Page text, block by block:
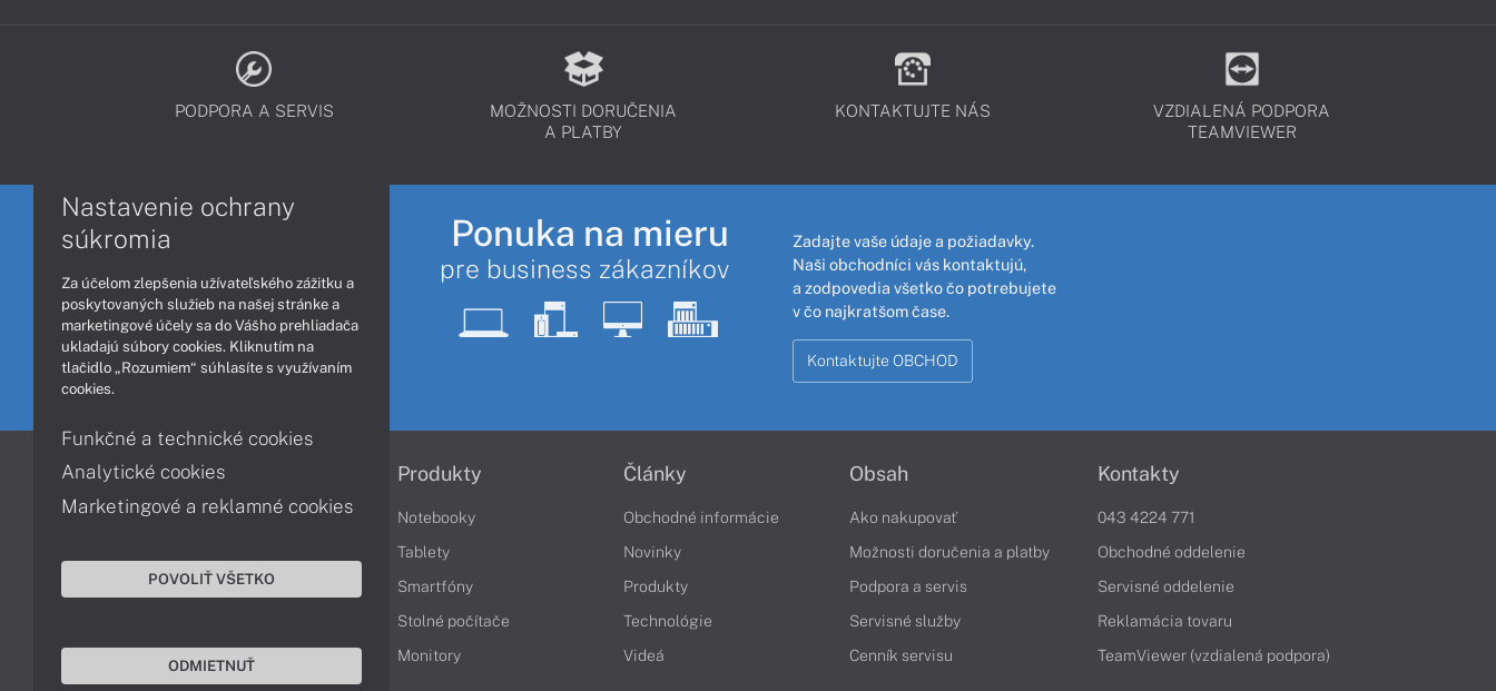
PODPORA A SERVIS
MOŽNOSTI DORUČENIA
A PLATBY
KONTAKTUJTE NÁS
VZDIALENÁ PODPORA
TEAMVIEWER
Ponuka na mieru
pre business zákazníkov
Zadajte vaše údaje a požiadavky.
Naši obchodníci vás kontaktujú,
a zodpovedia všetko čo potrebujete
v čo najkratšom čase.
Kontaktujte OBCHOD
Informácie
Obchodné podmienky
Ochrana osobných údajov
Vyhlásenie o prístupnosti
Produkty
Notebooky
Tablety
Smartfóny
Stolné počítače
Monitory
Články
Obchodné informácie
Novinky
Produkty
Technológie
Videá
Obsah
Ako nakupovať
Možnosti doručenia a platby
Podpora a servis
Servisné služby
Cenník servisu
Kontakty
043 4224 771
Obchodné oddelenie
Servisné oddelenie
Reklamácia tovaru
TeamViewer (vzdialená podpora)
Nastavenie ochrany
súkromia
Za účelom zlepšenia užívateľského zážitku a
poskytovaných služieb na našej stránke a
marketingové účely sa do Vášho prehliadača
ukladajú súbory cookies. Kliknutím na
tlačidlo „Rozumiem“ súhlasíte s využívaním
cookies.
Funkčné a technické cookies
Analytické cookies
Marketingové a reklamné cookies
POVOLIŤ VŠETKO
ODMIETNUŤ